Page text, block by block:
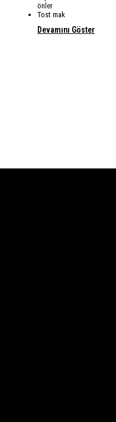
önler
Tost mak
Devamını Göster